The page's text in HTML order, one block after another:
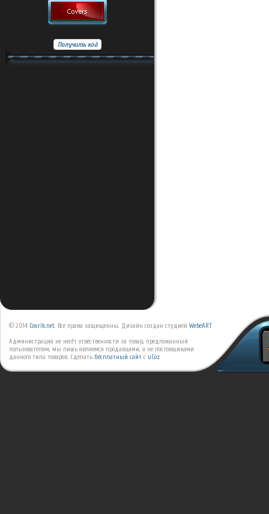
© 2014 Covrik.net. Все права защищенны. Дизайн создан студией WebeART
Администрация не несёт отвественности за товар, предложанный
пользователям, мы лишь являемся продавцами, а не постовщиками
данного типа товаров. Сделать бесплатный сайт с uCoz